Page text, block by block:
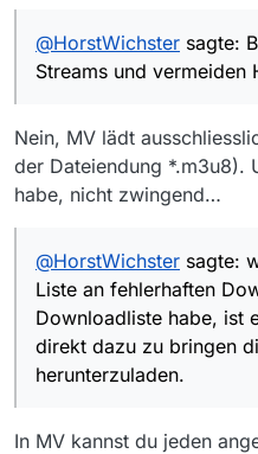
@HorstWichster sagte:
Streams und vermeiden
Nein, MV lädt
der Dateiendung *.m3u8).
habe, nicht zwingend…
@HorstWichster sagte:
Liste an fehlerhaften
Downloadliste habe, ist
direkt dazu zu bringen
herunterzuladen.
In MV kannst du jeden